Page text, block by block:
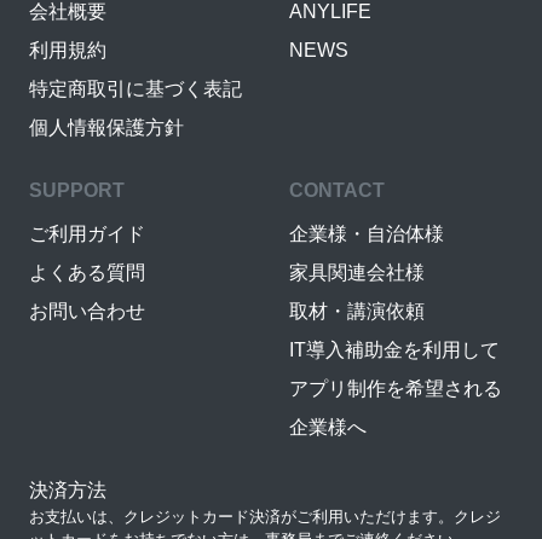
会社概要
利用規約
特定商取引に基づく表記
個人情報保護方針
ANYLIFE
NEWS
SUPPORT
ご利用ガイド
よくある質問
お問い合わせ
CONTACT
企業様・自治体様
家具関連会社様
取材・講演依頼
IT導入補助金を利用して
アプリ制作を希望される
企業様へ
決済方法
お支払いは、クレジットカード決済がご利用いただけます。クレジ